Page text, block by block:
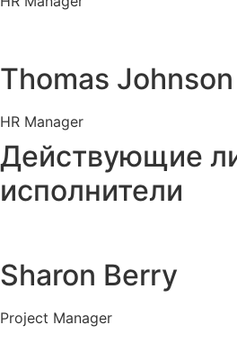
Thomas Johnson
HR Manager
Действующие
исполнители
Sharon Berry
Project Manager